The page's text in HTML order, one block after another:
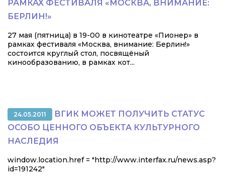
РАМКАХ ФЕСТИВАЛЯ «МОСКВА, ВНИМАНИЕ:
БЕРЛИН!»
27 мая (пятница) в 19-00 в кинотеатре «Пионер» в
рамках фестиваля «Москва, внимание: Берлин!»
состоится круглый стол, посвящёный
кинообразованию, в рамках кот...
24.05.2011
ВГИК МОЖЕТ ПОЛУЧИТЬ СТАТУС
ОСОБО ЦЕННОГО ОБЪЕКТА КУЛЬТУРНОГО
НАСЛЕДИЯ
window.location.href = "http://www.interfax.ru/news.asp?
id=191242"